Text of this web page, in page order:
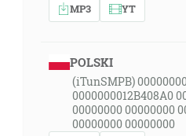
MP3 YT
POLSKI
(iTunSMPB)
0000000012B408A0
00000000 00000000
00000000 00000000